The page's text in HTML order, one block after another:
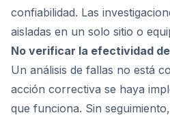
confiabilidad. Las
aisladas en un solo sitio o
No verificar la efectividad
Un análisis de fallas no está
acción correctiva se haya
que funciona. Sin